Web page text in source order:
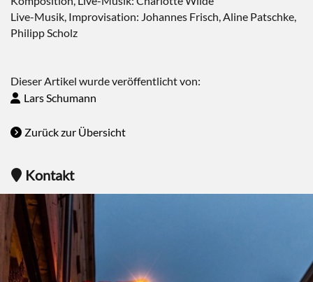
Live-Musik, Improvisation: Johannes Frisch, Aline Patschke,
Philipp Scholz
Dieser Artikel wurde veröffentlicht von:
Lars Schumann
Zurück zur Übersicht
Kontakt